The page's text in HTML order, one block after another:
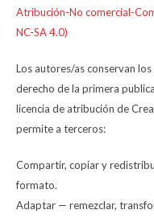
Atribución-No comercial-
NC-SA 4.0)
Los autores/as conservan
derecho de la primera
licencia de atribución de
permite a terceros:
Compartir, copiar y
formato.
Adaptar — remezclar,